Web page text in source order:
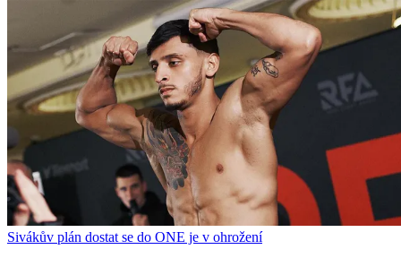
Sivákův plán dostat se do ONE je v ohrožení